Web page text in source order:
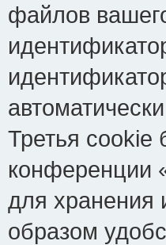
файлов
Третья cookie
конференции
для
образом